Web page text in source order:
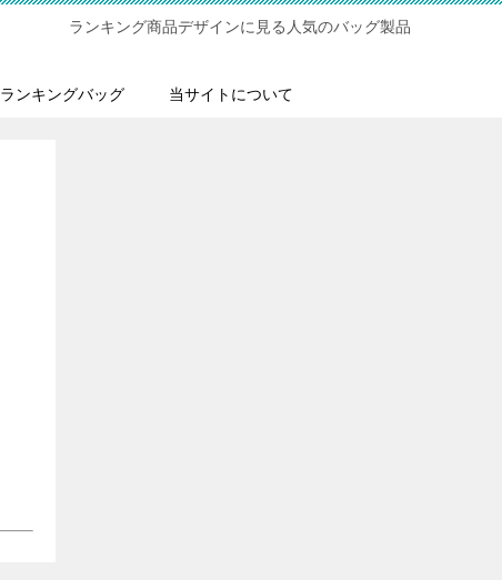
ランキング商品デザインに見る人気のバッグ製品
ランキングバッグ 当サイトについて